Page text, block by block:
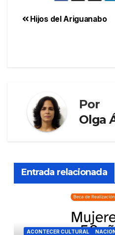
Hijos del Ariguanabo
Por
Olga
Entrada relacionada
ACONTECER CULTURAL